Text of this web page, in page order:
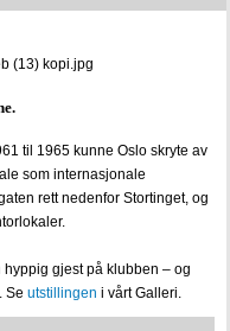
- 1940
til 1965 kunne Oslo skryte av
som internasjonale
rett nedenfor Stortinget, og
hyppig gjest på klubben – og
Se utstillingen i vårt Galleri.